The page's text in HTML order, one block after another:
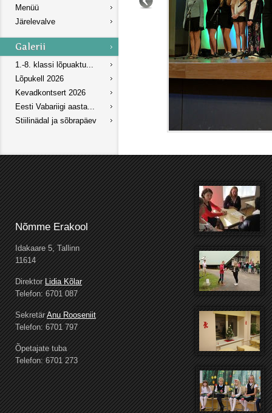
Menüü
Järelevalve
1.-8. klassi lõpuaktu...
Lõpukell 2026
Kevadkontsert 2026
Eesti Vabariigi aasta...
Stiilinädal ja sõbrapäev
Nõmme Erakool
Idakaare 5, Tallinn
11614
DirektorLidia Kõlar
Telefon: 6701 087
SekretärAnu Rooseniit
Telefon: 6701 797
Õpetajate tuba
Telefon: 6701 273